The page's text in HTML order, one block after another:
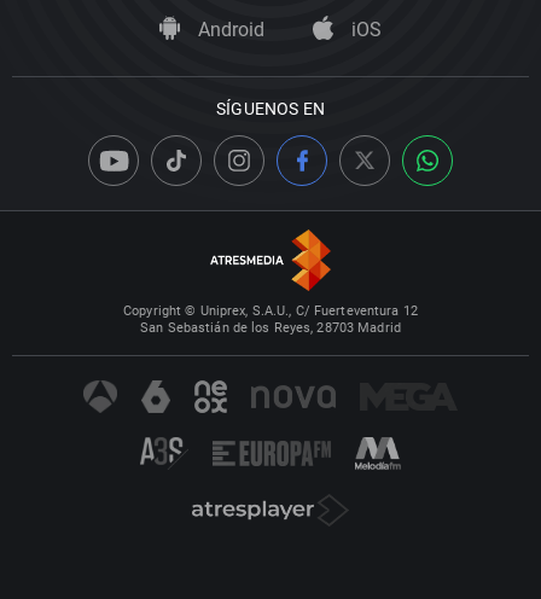
Android iOS
SÍGUENOS EN
Copyright © Uniprex, S.A.U., C/ Fuerteventura 12
San Sebastián de los Reyes, 28703 Madrid